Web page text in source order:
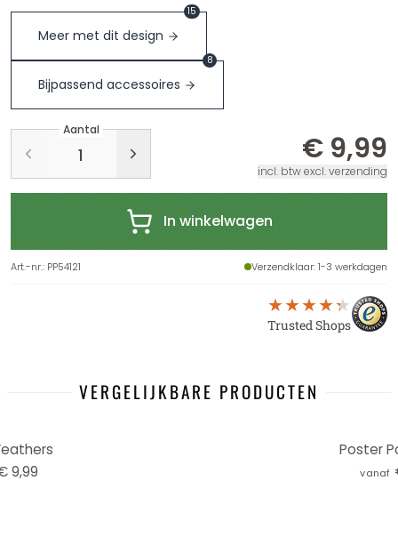
Meer met dit design
15
Bijpassend accessoires
8
Aantal
€ 9,99
incl. btw excl. verzending
In winkelwagen
Art.-nr.: PP54121 Verzendklaar: 1-3 werkdagen
Trusted Shops
VERGELIJKBARE PRODUCTEN
9,99
Poster
vanaf